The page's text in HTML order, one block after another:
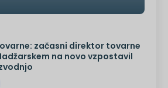
začasni direktor tovarne
na novo vzpostavil